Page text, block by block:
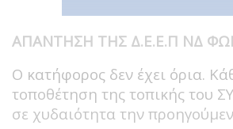
ΑΠΑΝΤΗΣΗ ΤΗΣ Δ.Ε.Ε.Π ΝΔ
Ο κατήφορος δεν έχει όρια.
τοποθέτηση της τοπικής του
σε χυδαιότητα την